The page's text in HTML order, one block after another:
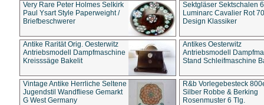
Very Rare Peter Holmes Selkirk
Paul Ysart Style Paperweight /
Briefbeschwerer
Sektgläser Sektschalen
Luminarc Cavalier Rot
Design Klassiker
Antike Rarität Orig. Oesterwitz
Antriebsmodell Dampfmaschine
Kreisssäge Bakelit
Antikes Oesterwitz
Antriebsmodell
Stand Schleifmaschine
Vintage Antike Herrliche Seltene
Jugendstil Wandfliese Gemarkt
G West Germany
R&b Vorlegebesteck
Silber Robbe & Berking
Rosenmuster 6 Tlg.